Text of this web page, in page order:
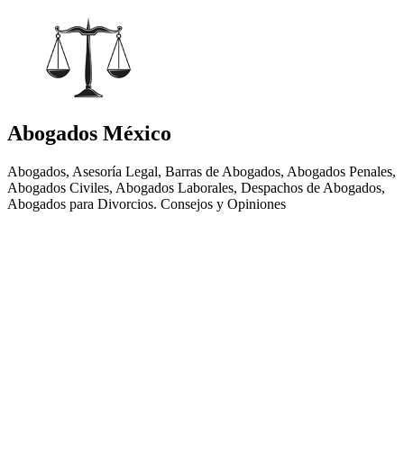
Abogados México
Abogados, Asesoría Legal, Barras de Abogados, Abogados Penales,
Abogados Civiles, Abogados Laborales, Despachos de Abogados,
Abogados para Divorcios. Consejos y Opiniones